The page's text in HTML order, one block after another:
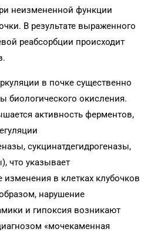
неизмененной функции
В результате выраженного
реабсорбции происходит
в почке существенно
биологического окисления.
активность ферментов,
сукцинатдегидрогеназы,
что указывает
в клетках клубочков
нарушение
и гипоксия возникают
«мочекаменная